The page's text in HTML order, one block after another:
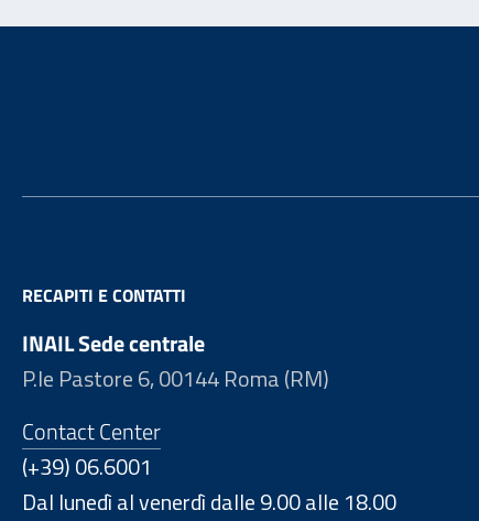
RECAPITI E CONTATTI
INAIL Sede centrale
P.le Pastore 6, 00144 Roma (RM)
Contact Center
(+39) 06.6001
Dal lunedì al venerdì dalle 9.00 alle 18.00